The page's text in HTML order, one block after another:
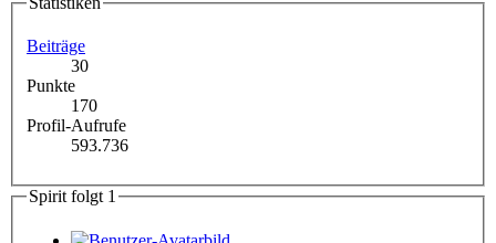
Beiträge
30
Punkte
170
Profil-Aufrufe
593.736
Spirit folgt 1